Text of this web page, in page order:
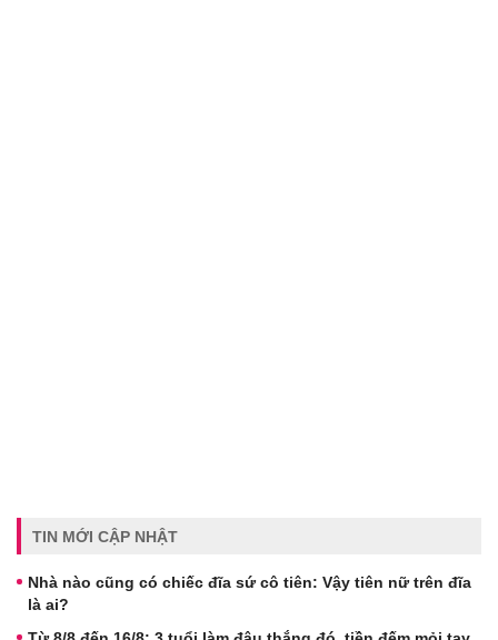
TIN MỚI CẬP NHẬT
Nhà nào cũng có chiếc đĩa sứ cô tiên: Vậy tiên nữ trên đĩa
là ai?